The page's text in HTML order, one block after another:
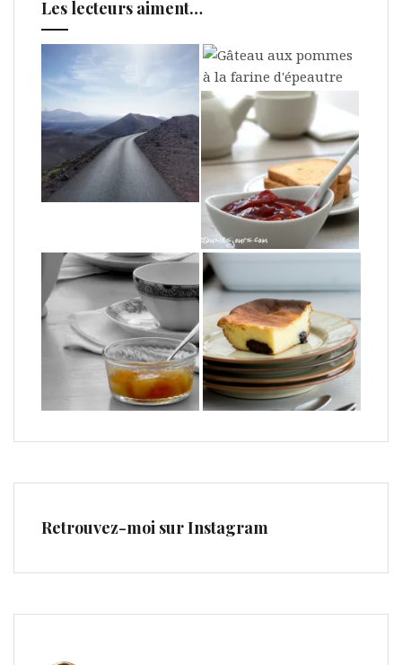
Les lecteurs aiment…
Retrouvez-moi sur Instagram